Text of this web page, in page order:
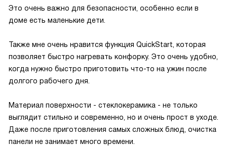
Это очень важно для безопасности, особенно если в
доме есть маленькие дети.
Также мне очень нравится функция QuickStart, которая
позволяет быстро нагревать конфорку. Это очень удобно,
когда нужно быстро приготовить что-то на ужин после
долгого рабочего дня.
Материал поверхности - стеклокерамика - не только
выглядит стильно и современно, но и очень прост в уходе.
Даже после приготовления самых сложных блюд, очистка
панели не занимает много времени.